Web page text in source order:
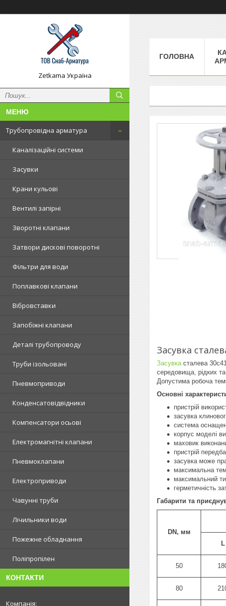
Zetkama Україна
Трубопровідна арматура
Каналізаційні системи
Засувки
Крани кульові
Вентилі запірні
Зворотні клапани
Затвори дискові поворотні
Фільтри для води
Поплавкові клапани
Вібровставки
Запобіжні клапани
Деталі трубопроводу
Труби ізольовані
Пневмоприводи
Конденсатовідвідники
Компенсатори осьові
Електромагнітні клапани
Пневмоклапани
Електроприводи
Чавунні труби
Лічильники води
Пожежне обладнання
Поліпропілен
КОНТАКТИ
ГОЛОВНА
Засувка
Засувка сталева
середовища, рідких
Допустима робоча
Основні
пристрій
засувка
система
корпус моделі
маховик
пристрій
засувка може
максимальна
максимальний
герметичність
Габарити та
DN, мм
L
50
80